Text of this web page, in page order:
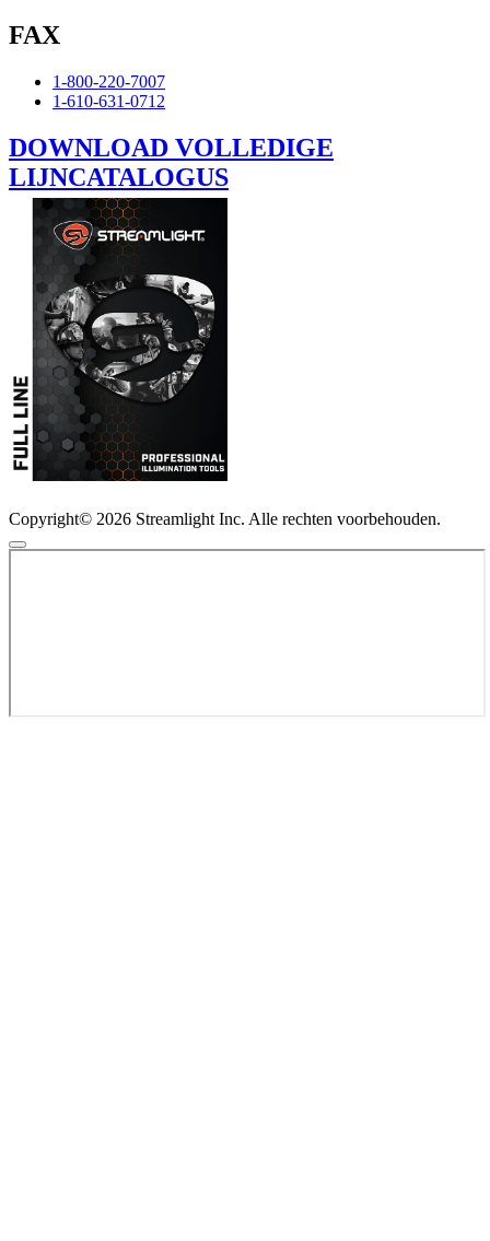
FAX
1-800-220-7007
1-610-631-0712
DOWNLOAD VOLLEDIGE
LIJNCATALOGUS
Copyright© 2026 Streamlight Inc. Alle rechten voorbehouden.